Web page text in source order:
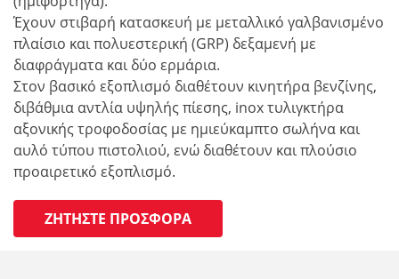
Έχουν στιβαρή κατασκευή με μεταλλικό γαλβανισμένο
πλαίσιο και πολυεστερική (GRP) δεξαμενή με
διαφράγματα και δύο ερμάρια.
Στον βασικό εξοπλισμό διαθέτουν κινητήρα βενζίνης,
διβάθμια αντλία υψηλής πίεσης, inox τυλιγκτήρα
αξονικής τροφοδοσίας με ημιεύκαμπτο σωλήνα και
αυλό τύπου πιστολιού, ενώ διαθέτουν και πλούσιο
προαιρετικό εξοπλισμό.
ΖΗΤΉΣΤΕ ΠΡΟΣΦΟΡΆ